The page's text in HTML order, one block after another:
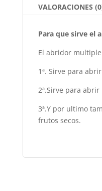
VALORACIONES
Para que sirve el
El abridor
1ª. Sirve para
2ª.Sirve para
3ª.Y por ultimo
frutos secos.